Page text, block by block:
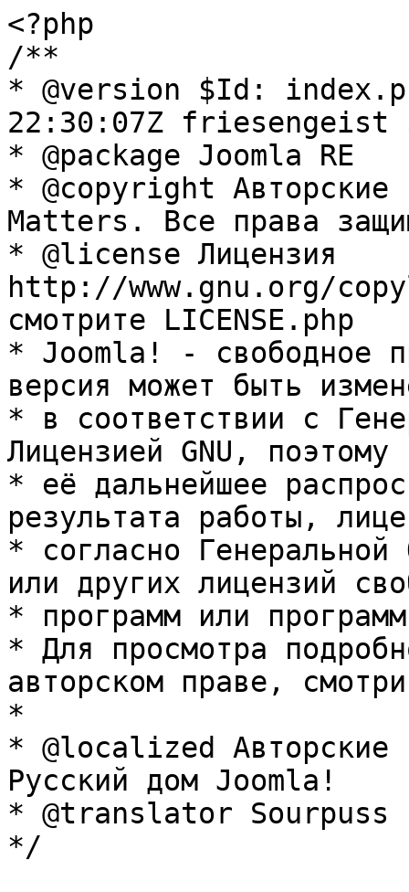
<?php
/**
* @version $Id:
22:30:07Z friesengeist
* @package Joomla RE
* @copyright Авторские
Matters. Все права
* @license Лицензия
http://www.gnu.org/
смотрите LICENSE.php
* Joomla! - свободное
версия может быть
* в соответствии с
Лицензией GNU, поэтому
* её дальнейшее
результата работы,
* согласно Генеральной
или других лицензий
* программ или
* Для просмотра
авторском праве,
*
* @localized Авторские
Русский дом Joomla!
* @translator Sourpuss
*/